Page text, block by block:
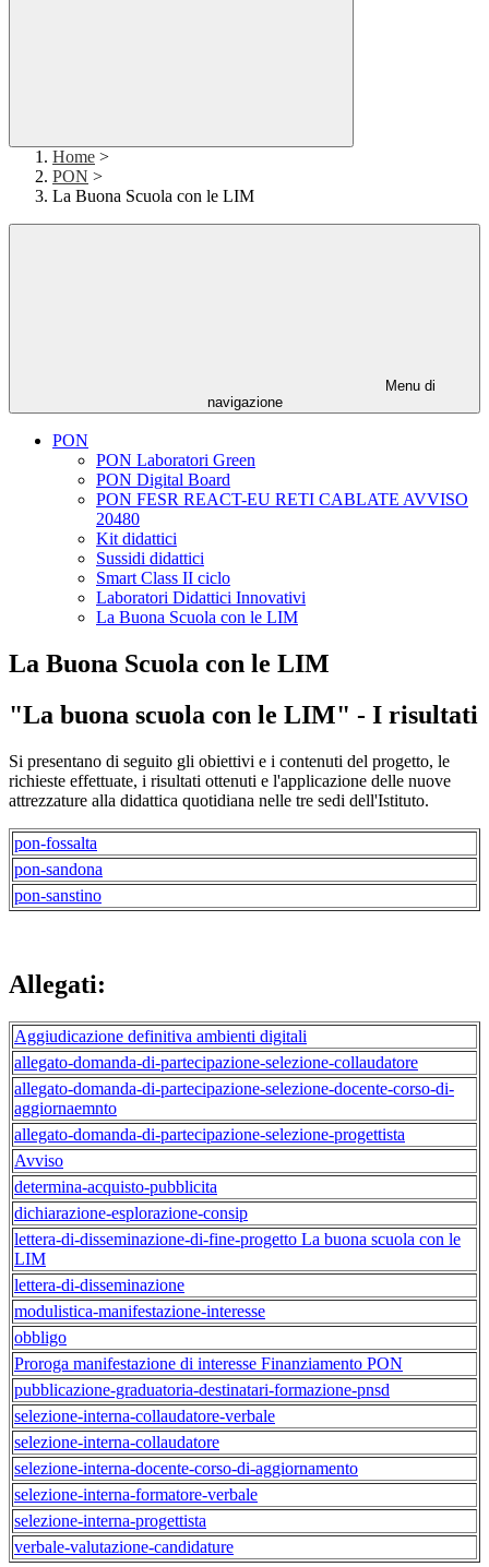
Home >
PON >
La Buona Scuola con le LIM
Menu di
navigazione
PON
PON Laboratori Green
PON Digital Board
PON FESR REACT-EU RETI CABLATE AVVISO
20480
Kit didattici
Sussidi didattici
Smart Class II ciclo
Laboratori Didattici Innovativi
La Buona Scuola con le LIM
La Buona Scuola con le LIM
"La buona scuola con le LIM" - I risultati
Si presentano di seguito gli obiettivi e i contenuti del progetto, le
richieste effettuate, i risultati ottenuti e l'applicazione delle nuove
attrezzature alla didattica quotidiana nelle tre sedi dell'Istituto.
pon-fossalta
pon-sandona
pon-sanstino
Allegati:
Aggiudicazione definitiva ambienti digitali
allegato-domanda-di-partecipazione-selezione-collaudatore
allegato-domanda-di-partecipazione-selezione-docente-corso-di-
aggiornaemnto
allegato-domanda-di-partecipazione-selezione-progettista
Avviso
determina-acquisto-pubblicita
dichiarazione-esplorazione-consip
lettera-di-disseminazione-di-fine-progetto La buona scuola con le
LIM
lettera-di-disseminazione
modulistica-manifestazione-interesse
obbligo
Proroga manifestazione di interesse Finanziamento PON
pubblicazione-graduatoria-destinatari-formazione-pnsd
selezione-interna-collaudatore-verbale
selezione-interna-collaudatore
selezione-interna-docente-corso-di-aggiornamento
selezione-interna-formatore-verbale
selezione-interna-progettista
verbale-valutazione-candidature